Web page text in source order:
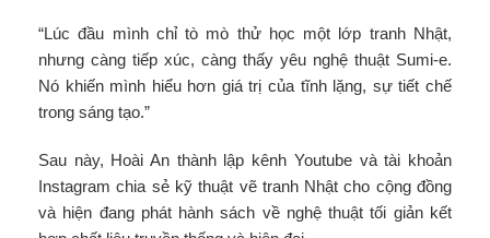
“Lúc đầu mình chỉ tò mò thử học một lớp tranh Nhật,
nhưng càng tiếp xúc, càng thấy yêu nghệ thuật Sumi-e.
Nó khiến mình hiểu hơn giá trị của tĩnh lặng, sự tiết chế
trong sáng tạo.”
Sau này, Hoài An thành lập kênh Youtube và tài khoản
Instagram chia sẻ kỹ thuật vẽ tranh Nhật cho cộng đồng
và hiện đang phát hành sách về nghệ thuật tối giản kết